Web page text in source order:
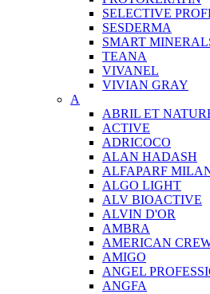
SELECTIVE
SESDERMA
SMART
TEANA
VIVANEL
VIVIAN GRAY
A
ABRIL ET
ACTIVE
ADRICOCO
ALAN HADASH
ALFAPARF
ALGO LIGHT
ALV BIOACTIVE
ALVIN D'OR
AMBRA
AMERICAN
AMIGO
ANGEL
ANGFA